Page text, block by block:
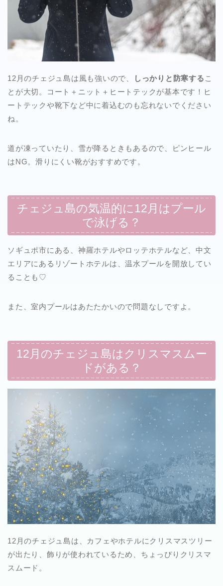
12月のチェジュ島は風も強いので、 しっかりと防寒する こ
とが大切。コート＋ニット＋ヒートテックが基本です！ヒ
ートテックや靴下など中に着込むのも忘れないでください
ね。
道が凍っていたり、雪が降るときもあるので、ピンヒール
はNG。滑りにくい靴がおすすめです。
チェジュ島の気温的に12月はプール
で泳げる？
ソギュポ市にある、神羅ホテルやロッテホテルなど、中文
エリアにあるリゾートホテルは、温水プールを開放してい
ることも♡
また、室内プールはあたたかいので問題なしですよ。
12月のチェジュ島はクリスマスムー
ドがある？
12月のチェジュ島は、カフェやホテルにクリスマスツリー
が出たり、飾りが使われているため、ちょっぴりクリスマ
スムード。